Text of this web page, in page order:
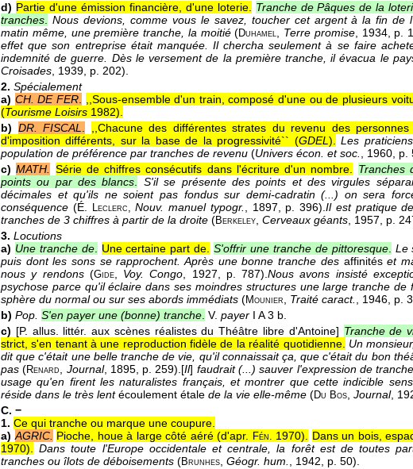
d) Partie d'une émission financière, d'une loterie.
Tranche de Pâques de la
tranches
Nous devions, comme vous le savez, toucher cet argent à la fin de
matin même, une première tranche, la moitié(Duhamel Terre promise, 1934, p.
effet que son entreprise était manquée. Il chercha seulement à se faire
indemnité de guerre. Dès le versement de la première tranche, il évacua le
Croisades , 1939 , p. 202).
2. Spécialement
a) CH. DE FER.
,,Sous-ensemble d'un train, composé d'une ou de plusieurs
(Tourisme Loisirs 1982).
b) DR. FISCAL
,,Chacune des différentes strates du revenu des
d'imposition différents, sur la base de la progressivité`` (GDEL ).
Les
population de préférence par tranches de revenu (Univers écon. et soc. , 1960 ,
c) MATH. Série de chiffres consécutifs dans l'écriture d'un nombre.
Tranches
points ou par des blancs
S'il se présente des points et des virgules
décimales et qu'ils ne soient pas fondus sur demi-cadratin (...) on sera
conséquence (É. Leclerc,Nouv. manuel typogr. , 1897 , p. 396). Il est pratique
tranches de 3 chiffres à partir de la droite (Berkeley Cerveaux géants , 1957 , p.
3. Locutions
a) Une tranche de. Une certaine part de. S'offrir une tranche de pittoresque. Le
puis dont les sons se rapprochent. Après une bonne tranche desaffinitéset
nous y rendons(Gide, Voy. Congo , 1927 , p. 787).Nous avons insisté
psychose parce qu'il éclaire dans ses moindres structures une large tranche de
sphère du normal ou sur ses abords immédiats (Mounier Traité caract. , 1946 , p.
b) Pop. S'en payer une (bonne) tranche V. payer I A 3 b.
c) [P. allus. littér. aux scènes réalistes du Théâtre libre d'Antoine] Tranche de
strict, s'en tenant à une reproduction fidèle de la réalité quotidienne. Un
dit que c'était une belle tranche de vie, qu'il connaissait ça, que c'était du bon
pas (Renard Journal, 1895, p. 259). [Il] faudrait (...) sauver l'expression de
usage qu'en firent les naturalistes français, et montrer que cette indicible
réside dans le très lentécoulement étale de la vie elle-même (Du Bos Journal,
C. −
1. Ce qui tranche ou marque une coupure.
a) AGRIC. Pioche, houe à large côté aéré (d'apr. Fén. 1970). Dans un bois,
1970).
Dans toute l'Europe occidentale et centrale, la forêt est de toutes
tranches ou îlots de déboisements (Brunhes Géogr. hum. , 1942 , p. 50).